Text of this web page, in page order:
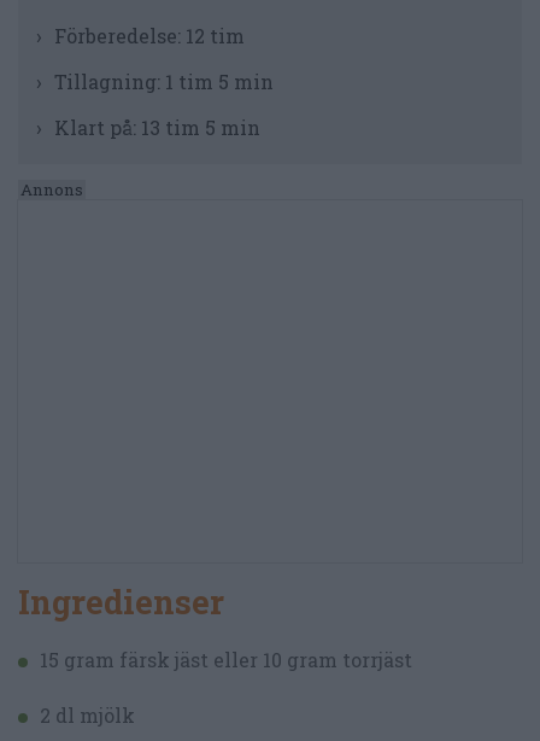
Förberedelse: 12 tim
Tillagning: 1 tim 5 min
Klart på: 13 tim 5 min
Ingredienser
15 gram färsk jäst eller 10 gram torrjäst
2 dl mjölk